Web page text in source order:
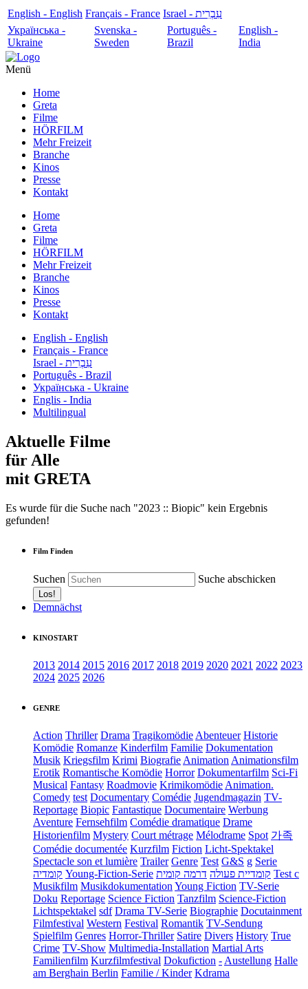
English - English Français - France
עִבְרִית - Israel
Українська -
Ukraine
Svenska -
Sweden
Português -
Brazil
English -
India
Menü
Home
Greta
Filme
HÖRFILM
Mehr Freizeit
Branche
Kinos
Presse
Kontakt
Home
Greta
Filme
HÖRFILM
Mehr Freizeit
Branche
Kinos
Presse
Kontakt
English - English
Français - France
עִבְרִית - Israel
Português - Brazil
Українська - Ukraine
Englis - India
Multilingual
Aktuelle Filme
für Alle
mit GRETA
Es wurde für die Suche nach "2023 :: Biopic" kein Ergebnis
gefunden!
Film Finden
Suchen Suche abschicken
Demnächst
KINOSTART
2013 2014 2015 2016 2017 2018 2019 2020 2021 2022 2023
2024 2025 2026
GENRE
Action Thriller Drama Tragikomödie Abenteuer Historie
Komödie Romanze Kinderfilm Familie Dokumentation
Musik Kriegsfilm Krimi Biografie Animation Animationsfilm
Erotik Romantische Komödie Horror Dokumentarfilm Sci-Fi
Musical Fantasy Roadmovie Krimikomödie Animation.
Comedy test Documentary Comédie Jugendmagazin TV-
Reportage Biopic Fantastique Documentaire Werbung
Aventure Fernsehfilm Comédie dramatique Drame
Historienfilm Mystery Court métrage Mélodrame Spot 가족
Comédie documentée Kurzfilm Fiction Licht-Spektakel
Spectacle son et lumière Trailer Genre Test G&S g Serie
קומדיה Young-Fiction-Serie קומדיית פעולה דרמה קומית
Test c
Musikfilm Musikdokumentation Young Fiction TV-Serie
Doku Reportage Science Fiction Tanzfilm Science-Fiction
Lichtspektakel sdf Drama TV-Serie Biographie Docutainment
Filmfestival Western Festival Romantik TV-Sendung
Spielfilm Genres Horror-Thriller Satire Divers History True
Crime TV-Show Multimedia-Installation Martial Arts
Familienfilm Kurzfilmfestival Dokufiction - Austellung Halle
am Berghain Berlin Familie / Kinder Kdrama